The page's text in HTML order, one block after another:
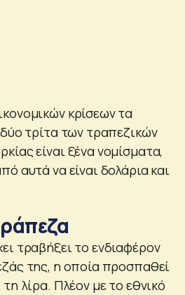
κρίσεων τα
τρίτα των τραπεζικών
είναι ξένα νομίσματα,
αυτά να είναι δολάρια και
τραβήξει το ενδιαφέρον
της, η οποία προσπαθεί
λίρα. Πλέον με το εθνικό